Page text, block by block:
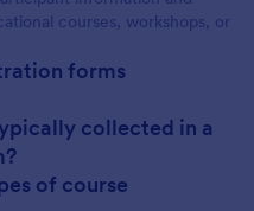
courses, workshops, or
forms
collected in a
of course